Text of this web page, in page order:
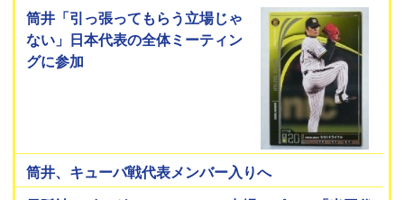
筒井「引っ張ってもらう立場じゃ
ない」日本代表の全体ミーティン
グに参加
筒井、キューバ戦代表メンバー入りへ